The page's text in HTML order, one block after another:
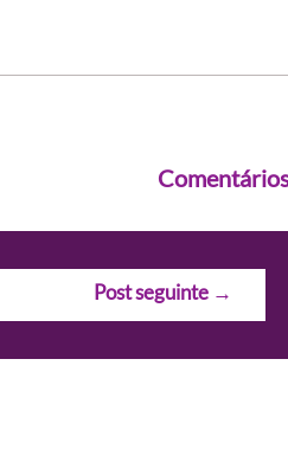
Post seguinte →